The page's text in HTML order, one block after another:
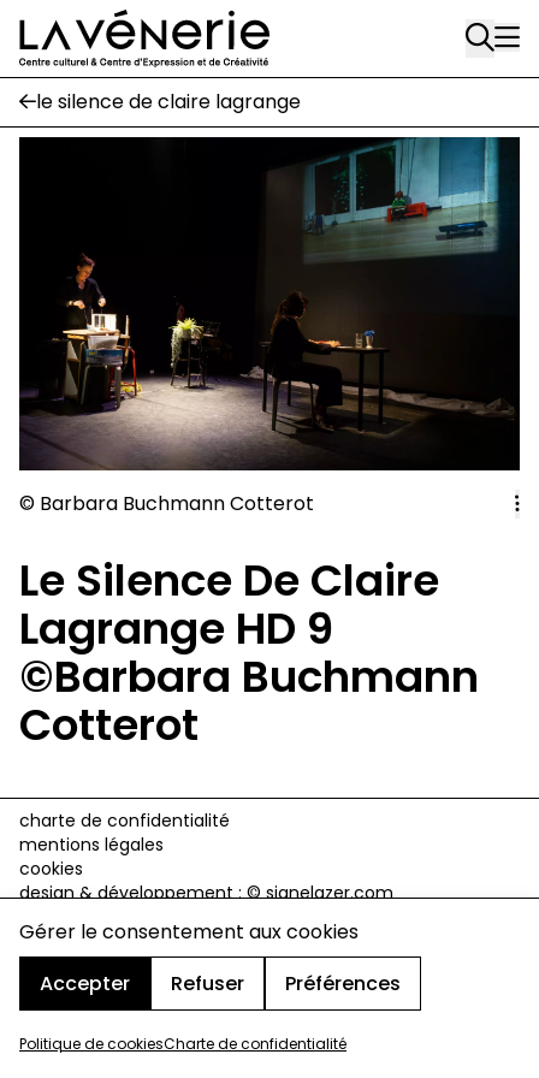
Gérer le consentement aux cookies
Accepter
Refuser Préférences
Politique de cookiesCharte de confidentialité
Aller au contenu principal
Rue Gratès, 3
1170 Watermael-Boitsfort
02 663 85 50
02 663 85 50
suivez-nous
Journal Vénerie- version papier
Newsletter
A
le silence de claire lagrange
© Barbara Buchmann Cotterot
Le Silence De Claire
Lagrange HD 9
©Barbara Buchmann
Cotterot
charte de confidentialité
mentions légales
cookies
design & développement :© signelazer.com